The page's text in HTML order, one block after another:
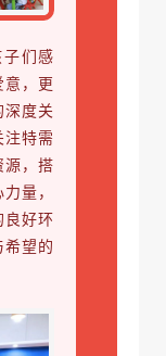
们感
，更
度关
特需
源，搭
量，
良好环
望的